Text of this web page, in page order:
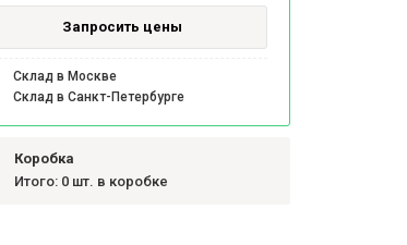
Запросить цены
Склад в Москве
Склад в Санкт-Петербурге
Коробка
Итого: 0 шт. в коробке